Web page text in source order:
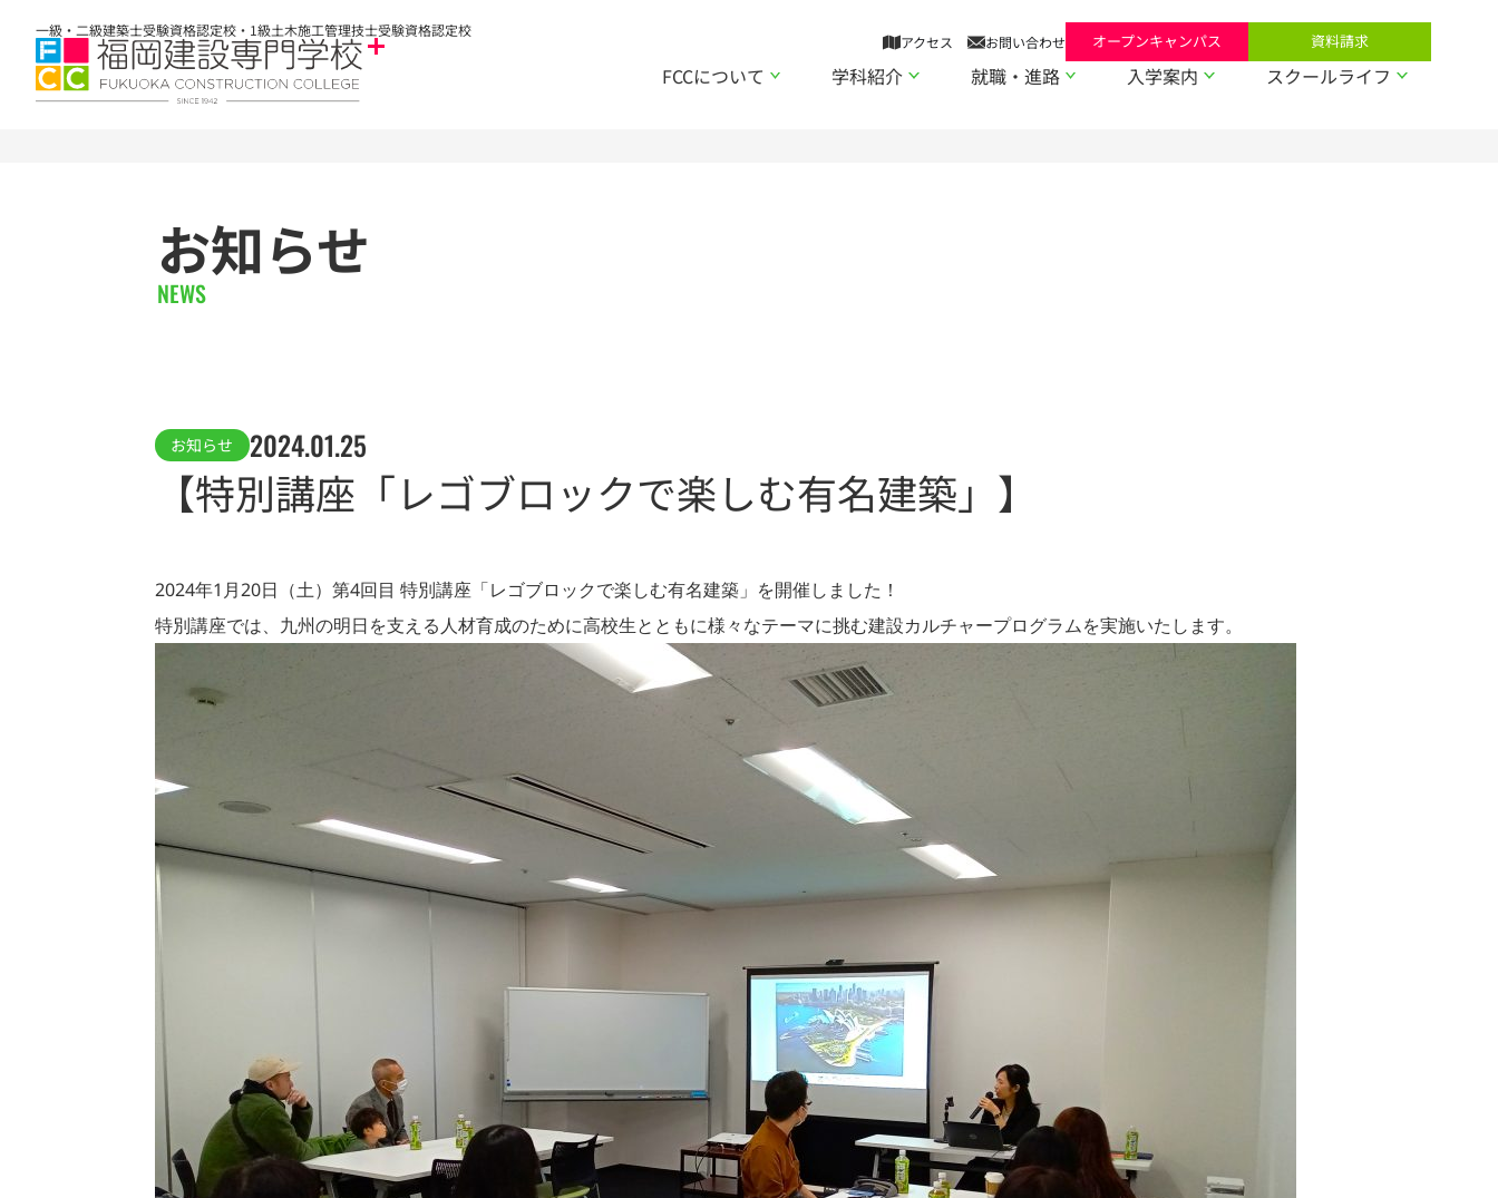
一級・二級建築士受験資格認定校・1級土木施工管理技士受験資格認定校
アクセス お問い合わせ オープンキャンパス 資料請求
FCCについて 学科紹介 就職・進路 入学案内 スクールライフ
お知らせ
NEWS
お知らせ 2024.01.25
【特別講座「レゴブロックで楽しむ有名建築」】
2024年1月20日（土）第4回目 特別講座「レゴブロックで楽しむ有名建築」を開催しました！
特別講座では、九州の明日を支える人材育成のために高校生とともに様々なテーマに挑む建設カルチャープログラムを実施いたします。